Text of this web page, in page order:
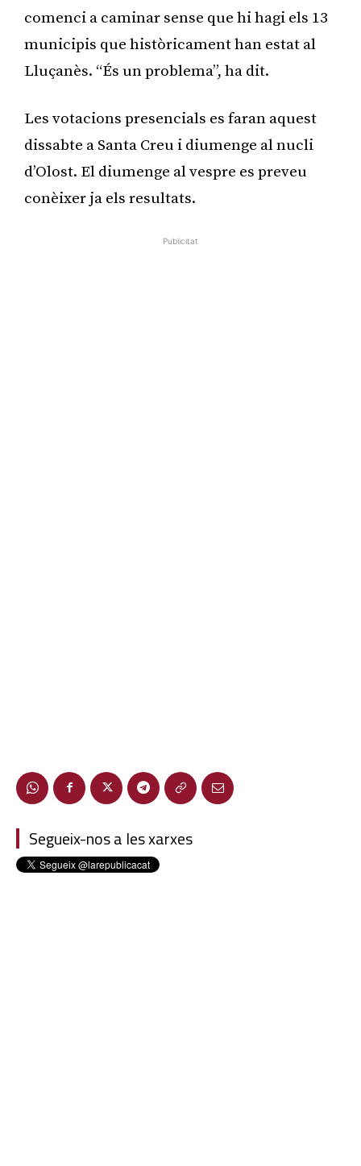
comenci a caminar sense que hi hagi els 13
municipis que històricament han estat al
Lluçanès. “És un problema”, ha dit.
Les votacions presencials es faran aquest
dissabte a Santa Creu i diumenge al nucli
d’Olost. El diumenge al vespre es preveu
conèixer ja els resultats.
Publicitat
Segueix-nos a les xarxes